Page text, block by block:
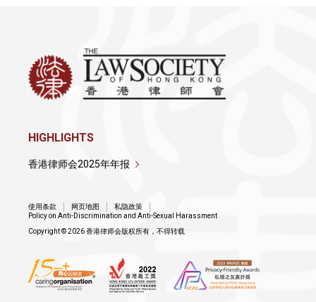
HIGHLIGHTS
香港律师会2025年年报
使用条款 网页地图
私隐政策
Policy on Anti-Discrimination and Anti-Sexual Harassment
Copyright © 2026 香港律师会版权所有，不得转载